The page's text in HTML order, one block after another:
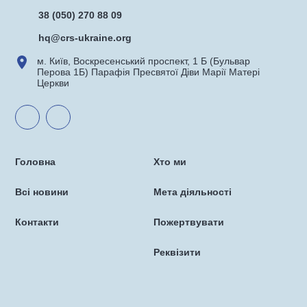
38 (050) 270 88 09
hq@crs-ukraine.org
м. Київ, Воскресенський проспект, 1 Б (Бульвар
Перова 1Б) Парафія Пресвятої Діви Марії Матері
Церкви
Головна
Всі новини
Контакти
Хто ми
Мета діяльності
Пожертвувати
Реквізити